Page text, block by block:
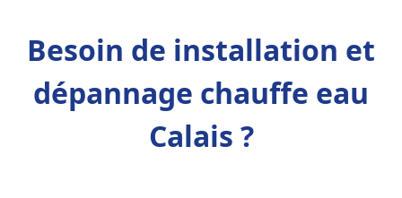
Besoin de installation et
dépannage chauffe eau
Calais ?